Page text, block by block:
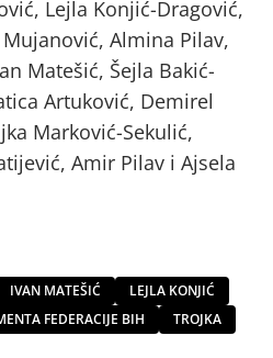
Lejla Konjić-Dragović,
Almina Pilav,
Matešić, Šejla Bakić-
Artuković, Demirel
Marković-Sekulić,
Amir Pilav i Ajsela
IVAN MATEŠIĆ
LEJLA KONJIĆ
FEDERACIJE BIH
TROJKA